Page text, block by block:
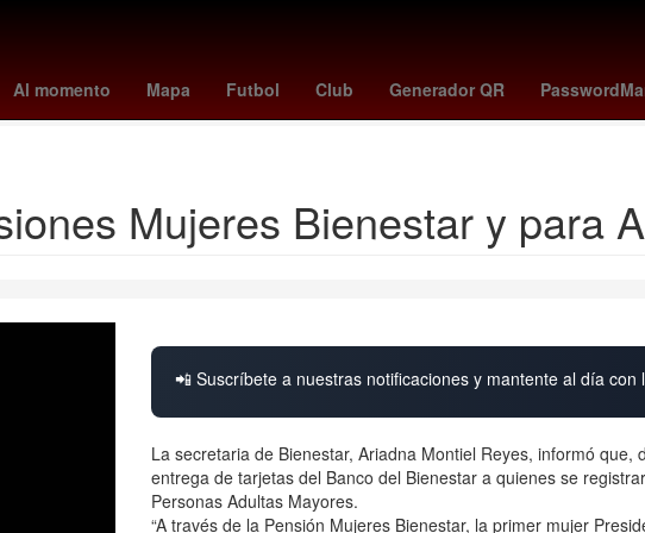
Al momento Mapa Futbol Club Generador QR
tigers - blue jays a que hora juega pumas vs pachuca swatch x ap
Mujeres Bienestar y para
📲 Suscríbete a nuestras notificaciones y mantente al día
La secretaria de Bienestar, Ariadna Montiel Reyes, informó
entrega de tarjetas del Banco del Bienestar a quienes se
Personas Adultas Mayores.
“A través de la Pensión Mujeres Bienestar, la primer mujer